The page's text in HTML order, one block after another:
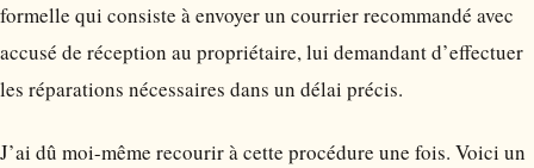
formelle qui consiste à envoyer un courrier recommandé avec
accusé de réception au propriétaire, lui demandant d’effectuer
les réparations nécessaires dans un délai précis.
J’ai dû moi-même recourir à cette procédure une fois. Voici un